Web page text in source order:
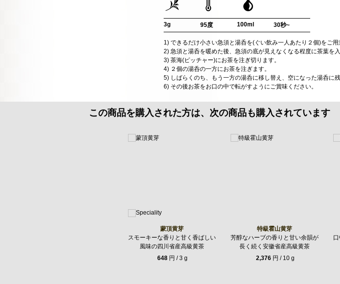
3g 95度 100ml 30秒~
1) できるだけ小さい急須と湯呑を(ぐい飲み一人あたり２個)をご用
2) 急須と湯呑を暖めた後、急須の底が見えなくなる程度に茶葉を
3) 茶海(ピッチャー)にお茶を注ぎ切ります。
4) ２個の湯呑の一方にお茶を注ぎます。
5) しばらくのち、もう一方の湯呑に移し替え、空になった湯呑に
6) その後お茶をお口の中で転がすようにご賞味ください。
この商品を購入された方は、次の商品も購入されています
蒙頂黄芽
スモーキーな香りと甘く香ばしい
風味の四川省産高級黄茶
648 円 / 3 g
特級霍山黄芽
芳醇なハーブの香りと甘い余韻が
長く続く安徽省産高級黄茶
2,376円 / 10 g